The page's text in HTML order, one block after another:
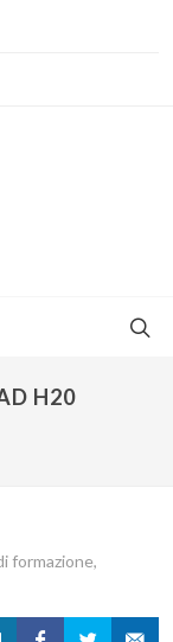
281 0246
H20
formazione,